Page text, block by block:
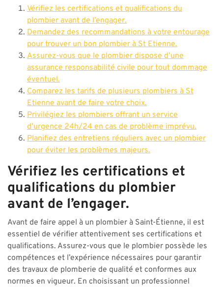
Vérifiez les certifications et qualifications du
plombier avant de l’engager.
Demandez des recommandations à votre entourage
pour trouver un bon plombier à St Etienne.
Assurez-vous que le plombier dispose d’une
assurance responsabilité civile pour tout dommage
éventuel.
Comparez les tarifs de plusieurs plombiers à St
Etienne avant de faire votre choix.
Privilégiez les plombiers offrant un service
d’urgence 24h/24 en cas de problème imprévu.
Planifiez des entretiens réguliers avec un plombier
pour éviter les problèmes majeurs.
Vérifiez les certifications et
qualifications du plombier
avant de l’engager.
Avant de faire appel à un plombier à Saint-Étienne, il est
essentiel de vérifier attentivement ses certifications et
qualifications. Assurez-vous que le plombier possède les
compétences et l’expérience nécessaires pour garantir
des travaux de plomberie de qualité et conformes aux
normes en vigueur. En choisissant un professionnel